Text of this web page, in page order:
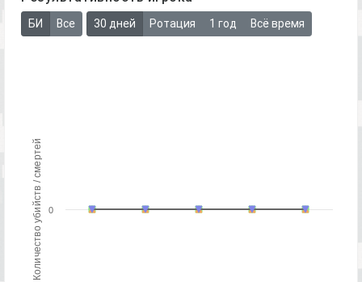
БИ Все 30 дней Ротация 1 год Всё время
Количество убийств / смертей 0